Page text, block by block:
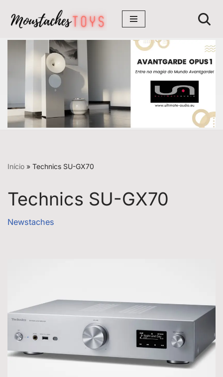
Avançar
para
conteúdo
Início » Technics SU-GX70
Technics SU-GX70
Newstaches